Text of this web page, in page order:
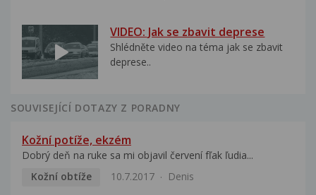
VIDEO: Jak se zbavit deprese
Shlédněte video na téma jak se zbavit
deprese..
SOUVISEJÍCÍ DOTAZY Z PORADNY
Kožní potíže, ekzém
Dobrý deň na ruke sa mi objavil červení fľak ľudia...
Kožní obtíže
10.7.2017 Denis